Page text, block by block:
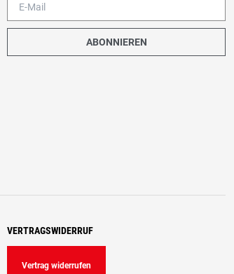
ABONNIEREN
VERTRAGSWIDERRUF
Vertrag widerrufen